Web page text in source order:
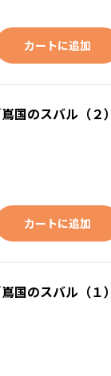
カートに追加
国のスバル（２
カートに追加
国のスバル（１